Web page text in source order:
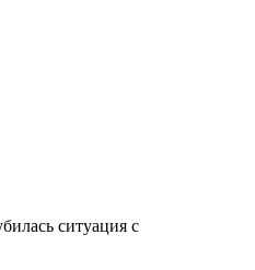
ситуация с